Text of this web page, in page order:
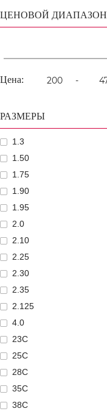
ЦЕНОВОЙ ДИАПАЗОН
Цена: -
РАЗМЕРЫ
1.3
1.50
1.75
1.90
1.95
2.0
2.10
2.25
2.30
2.35
2.125
4.0
23C
25C
28C
35C
38C